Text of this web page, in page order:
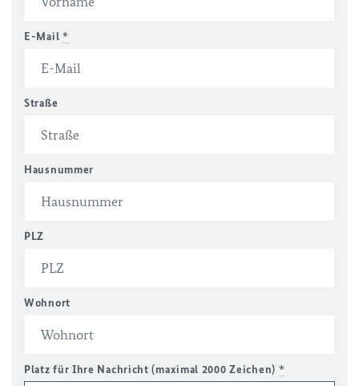
E-Mail *
Straße
Hausnummer
PLZ
Wohnort
Platz für Ihre Nachricht (maximal 2000 Zeichen) *